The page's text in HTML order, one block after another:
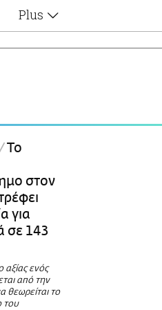
Plus
Οι Αθηναίοι
Lgbtqi+
Επιλογές
Το
στον
για
σε 143
ενός
από την
θεωρείται το
του